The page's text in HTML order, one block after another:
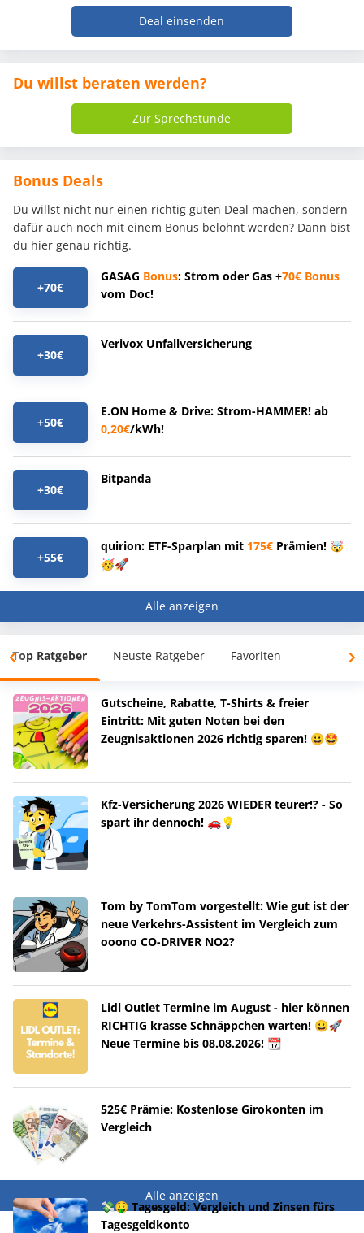
Deal einsenden
Du willst beraten werden?
Zur Sprechstunde
Bonus Deals
Du willst nicht nur einen richtig guten Deal machen, sondern
dafür auch noch mit einem Bonus belohnt werden? Dann bist
du hier genau richtig.
+70€
GASAG Bonus: Strom oder Gas +70€ Bonus
vom Doc!
+30€
Verivox Unfallversicherung
+50€
E.ON Home & Drive: Strom-HAMMER! ab
0,20€/kWh!
+30€
Bitpanda
+55€
quirion: ETF-Sparplan mit 175€ Prämien! 🤯
🥳🚀
Alle anzeigen
Top Ratgeber Neuste Ratgeber Favoriten
Gutscheine, Rabatte, T-Shirts & freier
Eintritt: Mit guten Noten bei den
Zeugnisaktionen 2026 richtig sparen! 😀🤩
Kfz-Versicherung 2026 WIEDER teurer!? - So
spart ihr dennoch! 🚗💡
Tom by TomTom vorgestellt: Wie gut ist der
neue Verkehrs-Assistent im Vergleich zum
ooono CO-DRIVER NO2?
Lidl Outlet Termine im August - hier können
RICHTIG krasse Schnäppchen warten! 😀🚀
Neue Termine bis 08.08.2026! 📆
525€ Prämie: Kostenlose Girokonten im
Vergleich
Alle anzeigen
💸🤑 Tagesgeld: Vergleich und Zinsen fürs
Tagesgeldkonto